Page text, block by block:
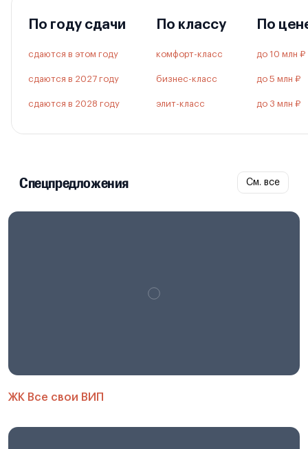
По году сдачи
сдаются в этом году
сдаются в 2027 году
сдаются в 2028 году
По классу
комфорт-класс
бизнес-класс
элит-класс
По
до 10 млн ₽
до 5 млн ₽
до 3 млн ₽
Спецпредложения См. все
ЖК Все свои ВИП